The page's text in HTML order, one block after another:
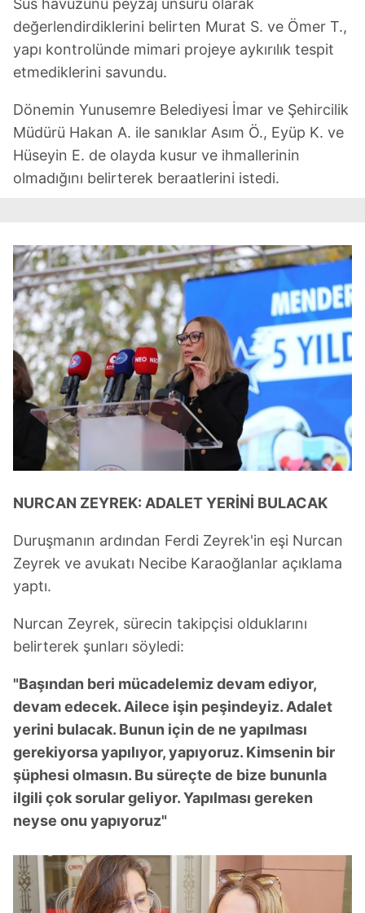
Sizlere daha iyi bir hizmet sunabilmek için İnternet
Sitemizde kendimize ve üçüncü kişilere ait çerezler
kullanılmaktadır. Bu çerezler vasıtasıyla çeşitli kişisel
toplumu hizmetlerinin sunulması amacıyla
kullanılmaktadır. Diğer çerezler, sitemizin daha işlevsel
kılınması ve kişiselleştirilmesi ve sizlere yönelik
reklam/pazarlama faaliyetlerinin yapılması, amaçlarıyla
vasıtasıyla belirleyebilirsiniz. Çerezlere ilişkin detaylı bilgi
için Ayarlar butonuna tıklayabilir,Çerez Bilgilendirme
Metnimiziziyaret edebilirsiniz.
6698 sayılı Kişisel Verilerin Korunması Kanunu uyarınca
hazırlanmış Aydınlatma Metnimizi okumak ve sitemizde
ilgili mevzuata uygun olarak kullanılan çerezlerle ilgili bilgi
almak için lütfentıklayınız.
Süs havuzunu peyzaj unsuru olarak
değerlendirdiklerini belirten Murat S. ve Ömer T.,
yapı kontrolünde mimari projeye aykırılık tespit
etmediklerini savundu.
Dönemin Yunusemre Belediyesi İmar ve Şehircilik
Müdürü Hakan A. ile sanıklar Asım Ö., Eyüp K. ve
Hüseyin E. de olayda kusur ve ihmallerinin
olmadığını belirterek beraatlerini istedi.
NURCAN ZEYREK: ADALET YERİNİ BULACAK
Duruşmanın ardından Ferdi Zeyrek'in eşi Nurcan
Zeyrek ve avukatı Necibe Karaoğlanlar açıklama
yaptı.
Nurcan Zeyrek, sürecin takipçisi olduklarını
belirterek şunları söyledi:
"Başından beri mücadelemiz devam ediyor,
devam edecek. Ailece işin peşindeyiz. Adalet
yerini bulacak. Bunun için de ne yapılması
gerekiyorsa yapılıyor, yapıyoruz. Kimsenin bir
şüphesi olmasın. Bu süreçte de bize bununla
ilgili çok sorular geliyor. Yapılması gereken
neyse onu yapıyoruz"